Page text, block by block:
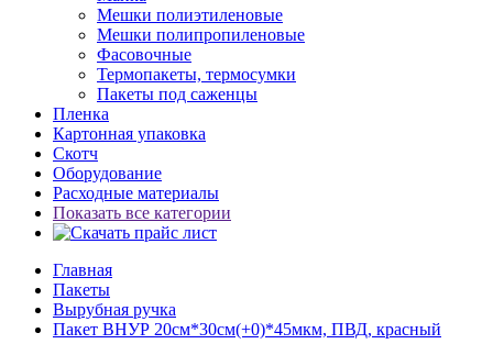
Мешки полиэтиленовые
Мешки полипропиленовые
Фасовочные
Термопакеты, термосумки
Пакеты под саженцы
Пленка
Картонная упаковка
Скотч
Оборудование
Расходные материалы
Показать все категории
Главная
Пакеты
Вырубная ручка
Пакет ВНУР 20см*30см(+0)*45мкм, ПВД, красный